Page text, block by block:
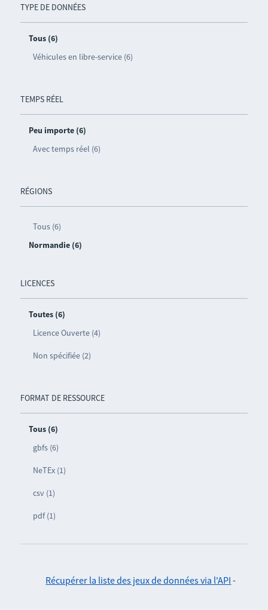
TYPE DE DONNÉES
Tous (6)
Véhicules en libre-service (6)
TEMPS RÉEL
Peu importe (6)
Avec temps réel (6)
RÉGIONS
Tous (6)
Normandie (6)
LICENCES
Toutes (6)
Licence Ouverte (4)
Non spécifiée (2)
FORMAT DE RESSOURCE
Tous (6)
gbfs (6)
NeTEx (1)
csv (1)
pdf (1)
Récupérer la liste des jeux de données via l'API -